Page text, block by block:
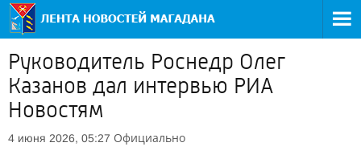
Руководитель Роснедр Олег
Казанов дал интервью РИА
Новостям
4 июня 2026, 05:27 Официально